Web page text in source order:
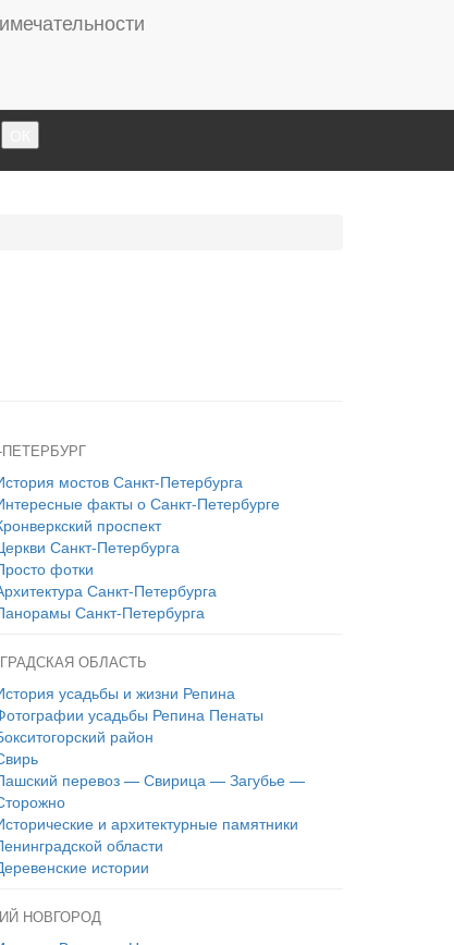
мостов Санкт-Петербурга
факты о Санкт-Петербурге
проспект
Санкт-Петербурга
фотки
Санкт-Петербурга
Санкт-Петербурга
ОБЛАСТЬ
усадьбы и жизни Репина
усадьбы Репина Пенаты
район
перевоз — Свирица — Загубье —
и архитектурные памятники
области
истории
НОВГОРОД